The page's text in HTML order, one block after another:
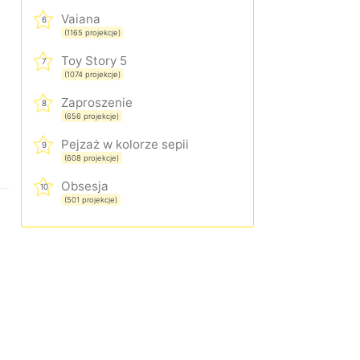
6 Vaiana
(1165 projekcje)
7 Toy Story 5
(1074 projekcje)
8 Zaproszenie
(656 projekcje)
9 Pejzaż w kolorze sepii
(608 projekcje)
10 Obsesja
(501 projekcje)